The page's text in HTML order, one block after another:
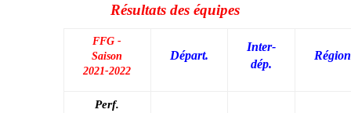
Résultats des équipes
FFG -
Saison
2021-2022
Départ.
Inter-
dép.
Région
Perf.